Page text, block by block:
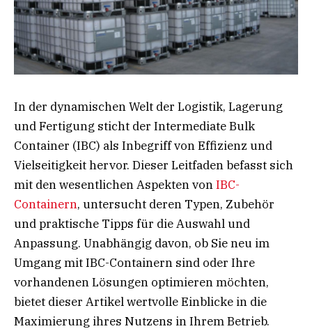
In der dynamischen Welt der Logistik, Lagerung
und Fertigung sticht der Intermediate Bulk
Container (IBC) als Inbegriff von Effizienz und
Vielseitigkeit hervor. Dieser Leitfaden befasst sich
mit den wesentlichen Aspekten vonIBC-
Containern, untersucht deren Typen, Zubehör
und praktische Tipps für die Auswahl und
Anpassung. Unabhängig davon, ob Sie neu im
Umgang mit IBC-Containern sind oder Ihre
vorhandenen Lösungen optimieren möchten,
bietet dieser Artikel wertvolle Einblicke in die
Maximierung ihres Nutzens in Ihrem Betrieb.